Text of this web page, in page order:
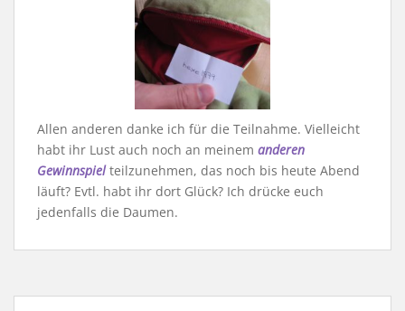
Allen anderen danke ich für die Teilnahme. Vielleicht
habt ihr Lust auch noch an meinem anderen
Gewinnspielteilzunehmen, das noch bis heute Abend
läuft? Evtl. habt ihr dort Glück? Ich drücke euch
jedenfalls die Daumen.